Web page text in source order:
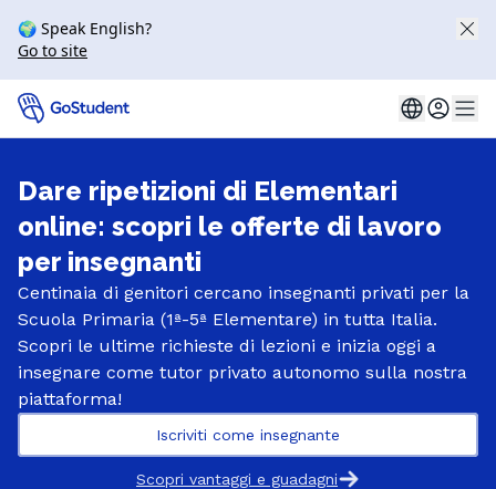
🌍 Speak English?
Go to site
Dare ripetizioni di Elementari
online: scopri le offerte di lavoro
per insegnanti
Centinaia di genitori cercano insegnanti privati per la
Scuola Primaria (1ª-5ª Elementare) in tutta Italia.
Scopri le ultime richieste di lezioni e inizia oggi a
insegnare come tutor privato autonomo sulla nostra
piattaforma!
Iscriviti come insegnante
Scopri vantaggi e guadagni